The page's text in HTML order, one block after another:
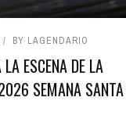
BY LAGENDARIO
ESCENA DE LA
SEMANA SANTA